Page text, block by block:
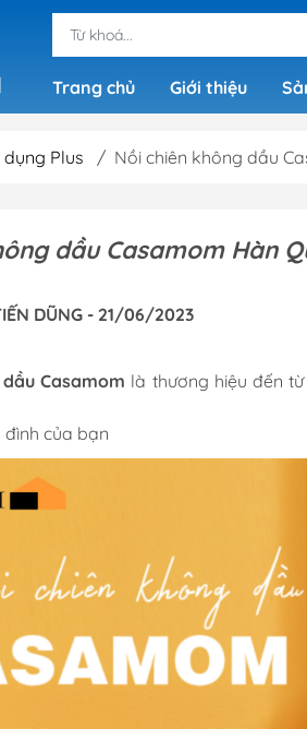
Trang chủ
Giới thiệu
dụng Plus / Nồi chiên không dầu
dầu Casamom Hàn
DŨNG - 21/06/2023
Casamom là thương hiệu đến
đình của bạn